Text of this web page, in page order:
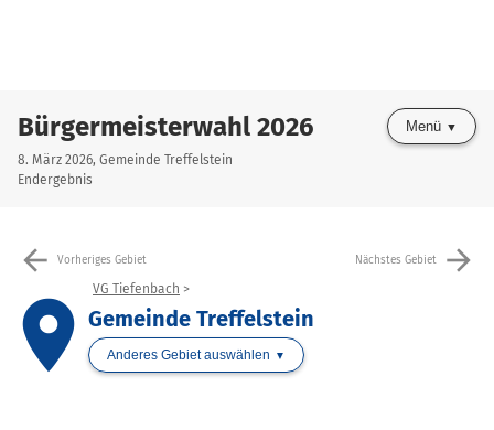
Bürgermeisterwahl 2026
8. März 2026, Gemeinde Treffelstein
Endergebnis
Menü
arrow_back Vorheriges Gebiet Nächstes Gebiet arrow_forward
place
VG Tiefenbach
Gemeinde Treffelstein
Anderes Gebiet auswählen